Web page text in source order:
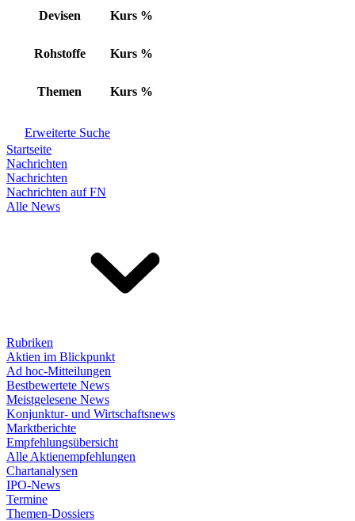
Devisen Kurs %
Rohstoffe Kurs %
Themen Kurs %
Erweiterte Suche
Startseite
Nachrichten
Nachrichten
Nachrichten auf FN
Alle News
Rubriken
Aktien im Blickpunkt
Ad hoc-Mitteilungen
Bestbewertete News
Meistgelesene News
Konjunktur- und Wirtschaftsnews
Marktberichte
Empfehlungsübersicht
Alle Aktienempfehlungen
Chartanalysen
IPO-News
Termine
Themen-Dossiers